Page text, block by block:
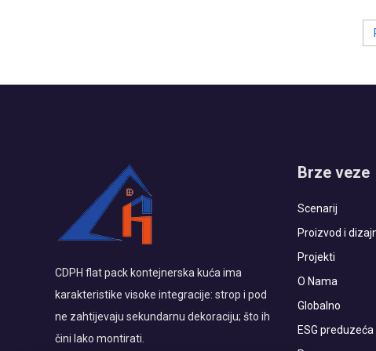
CDPH flat pack kontejnerska kuća ima
karakteristike visoke integracije: strop i pod
ne zahtijevaju sekundarnu dekoraciju; što ih
čini lako montirati.
Brze veze
Scenarij
Proizvod i
Projekti
O Nama
Globalno
ESG preduzeća